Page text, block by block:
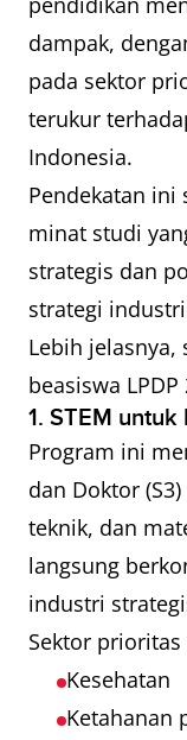
dampak,
pada sektor
terukur
Indonesia.
Pendekatan ini
minat studi
strategis dan
strategi
Lebih
beasiswa
1. STEM
Program ini
dan Doktor
teknik, dan
langsung
industri
Sektor
Kesehatan
Ketahanan